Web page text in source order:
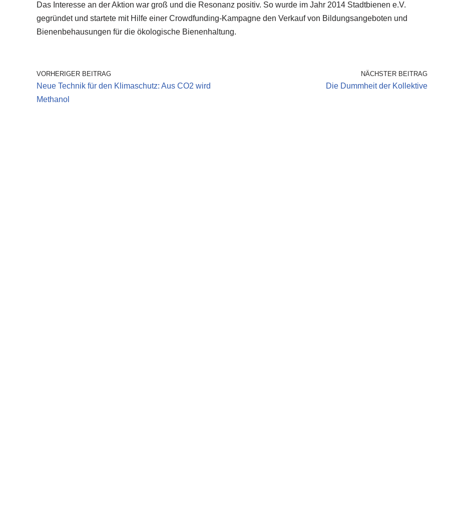
Das Interesse an der Aktion war groß und die Resonanz positiv. So wurde im Jahr 2014 Stadtbienen e.V.
gegründet und startete mit Hilfe einer Crowdfunding-Kampagne den Verkauf von Bildungsangeboten und
Bienenbehausungen für die ökologische Bienenhaltung.
VORHERIGER BEITRAG
Neue Technik für den Klimaschutz: Aus CO2 wird
Methanol
NÄCHSTER BEITRAG
Die Dummheit der Kollektive